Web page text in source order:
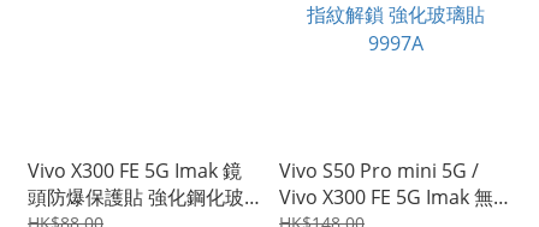
Vivo X300 FE 5G Imak 鏡
頭防爆保護貼 強化鋼化玻
Vivo S50 Pro mini 5G /
Vivo X300 FE 5G Imak 無